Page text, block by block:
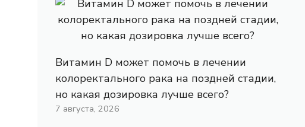
Витамин D может помочь в лечении
колоректального рака на поздней стадии,
но какая дозировка лучше всего?
7 августа, 2026